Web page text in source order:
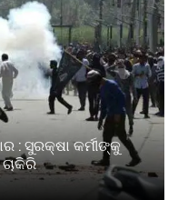
: ସୁରକ୍ଷା କର୍ମୀଙ୍କୁ